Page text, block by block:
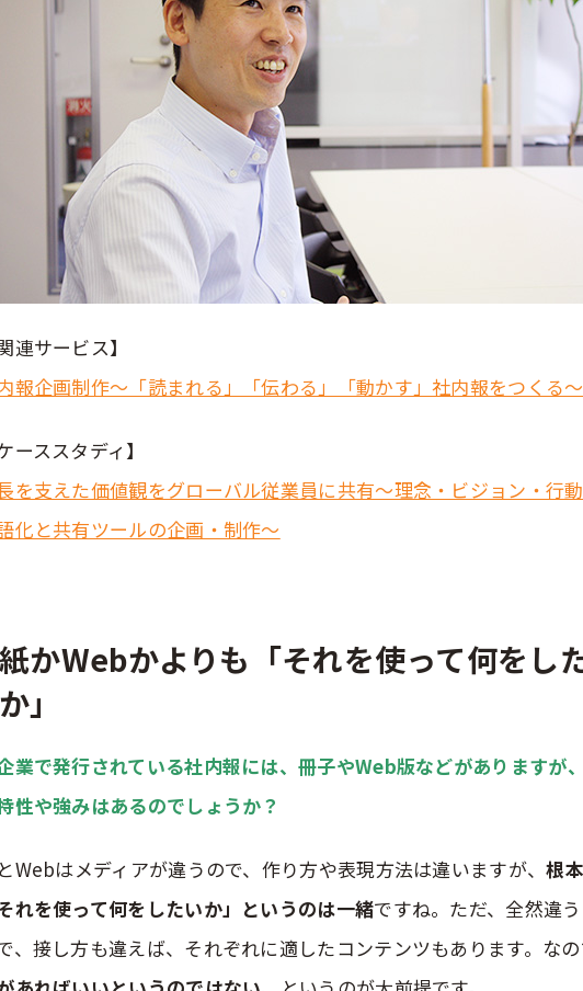
関連サービス】
報企画制作～「読まれる」「伝わる」「動かす」社内報をつくる～
ケーススタディ】
を支えた価値観をグローバル従業員に共有～理念・ビジョン・行
化と共有ツールの企画・制作～
紙かWebかよりも「それを使って何をし
か」
業で発行されている社内報には、冊子やWeb版などがありますが、
性や強みはあるのでしょうか？
Webはメディアが違うので、作り方や表現方法は違いますが、根
それを使って何をしたいか」というのは一緒ですね。ただ、全然違
、接し方も違えば、それぞれに適したコンテンツもあります。なの